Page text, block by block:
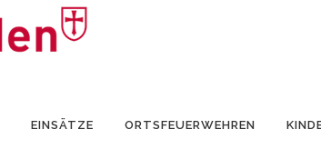
EINSÄTZE ORTSFEUERWEHREN